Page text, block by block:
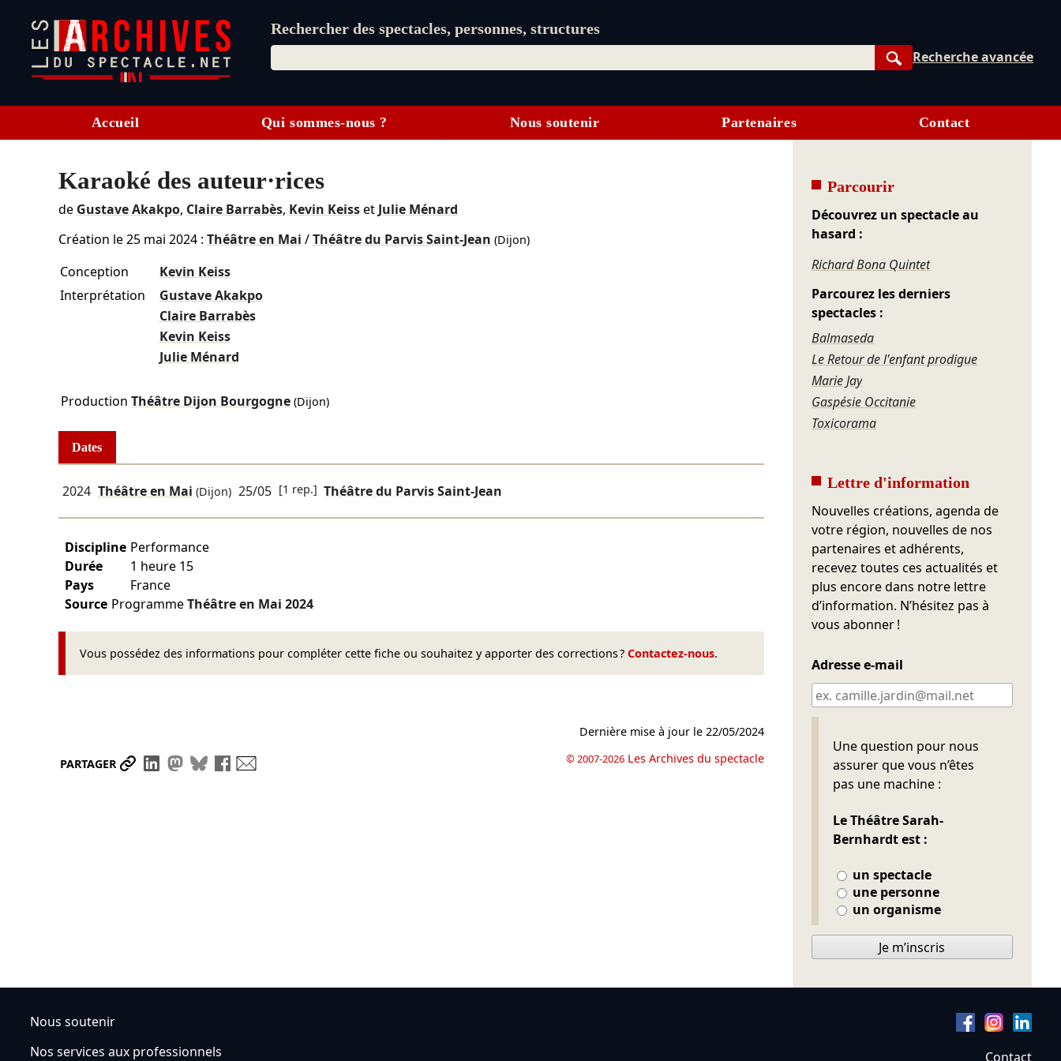
Rechercher des spectacles, personnes, structures
Rechercher
Recherche avancée
Accueil Qui sommes-nous ? Nous soutenir Partenaires Contact
Karaoké des auteur·rices
de Gustave Akakpo, Claire Barrabès, Kevin Keisset Julie Ménard
Création le25 mai 2024: Théâtre en Mai /Théâtre du Parvis Saint-Jean (Dijon)
Conception
Kevin Keiss
Interprétation
Gustave Akakpo
Claire Barrabès
Kevin Keiss
Julie Ménard
Production Théâtre Dijon Bourgogne(Dijon)
Dates
2024 Théâtre en Mai (Dijon) 25/05 [1 rep.] Théâtre du Parvis Saint-Jean
Discipline Performance
Durée
1 heure 15
Pays
France
Source ProgrammeThéâtre en Mai2024
Vous possédez des informations pour compléter cette fiche ou souhaitez y apporter des corrections ? Contactez-nous.
PARTAGER Partager le lien
Partager sur LinkedIn
Partager sur Mastodon
Partager sur Bluesky
Partager sur Facebook
Dernière mise à jour le22/05/2024
© 2007-2026 Les Archives du spectacle
Parcourir
Découvrez un spectacle au
hasard :
Richard Bona Quintet
Parcourez les derniers
spectacles :
Balmaseda
Le Retour de l'enfant prodigue
Marie Jay
Gaspésie Occitanie
Toxicorama
Lettre d'information
Nouvelles créations, agenda de
votre région, nouvelles de nos
partenaires et adhérents,
recevez toutes ces actualités et
plus encore dans notre lettre
d’information. N’hésitez pas à
vous abonner !
Adresse e-mail
Une question pour nous
assurer que vous n’êtes
pas une machine :
Le Théâtre Sarah-
Bernhardt est :
un spectacle
une personne
un organisme
Ne pas remplir
Je m’inscris
Nous soutenir
Nos services aux professionnels
Contact